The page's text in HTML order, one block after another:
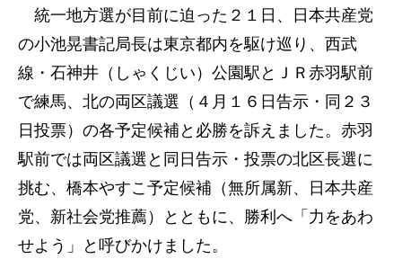
統一地方選が目前に迫った２１日、日本共産党
の小池晃書記局長は東京都内を駆け巡り、西武
線・石神井（しゃくじい）公園駅とＪＲ赤羽駅前
で練馬、北の両区議選（４月１６日告示・同２３
日投票）の各予定候補と必勝を訴えました。赤羽
駅前では両区議選と同日告示・投票の北区長選に
挑む、橋本やすこ予定候補（無所属新、日本共産
党、新社会党推薦）とともに、勝利へ「力をあわ
せよう」と呼びかけました。